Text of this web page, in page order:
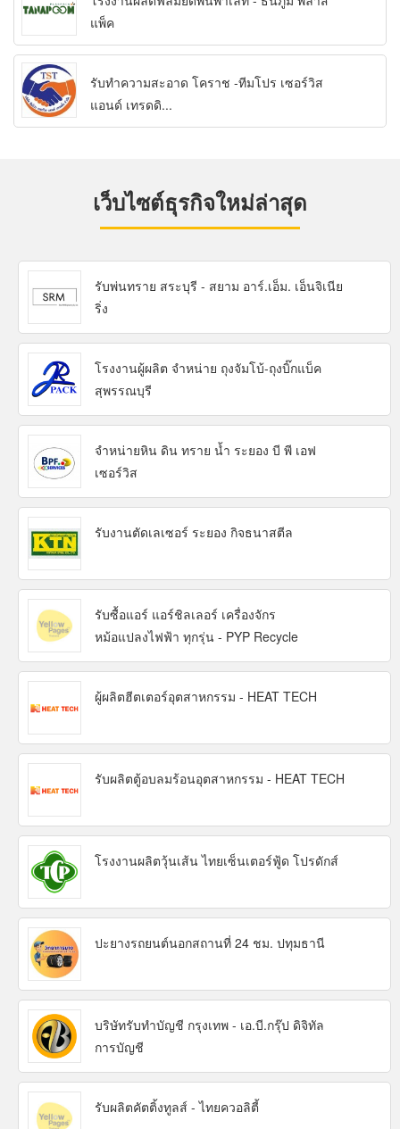
แพ็ค
รับทำความสะอาด โคราช -ทีมโปร เซอร์วิส
แอนด์ เทรดดิ...
เว็บไซต์ธุรกิจใหม่ล่าสุด
รับพ่นทราย สระบุรี - สยาม อาร์.เอ็ม. เอ็นจิเนีย
ริ่ง
โรงงานผู้ผลิต จำหน่าย ถุงจัมโบ้-ถุงบิ๊กแบ็ค
สุพรรณบุรี
จำหน่ายหิน ดิน ทราย น้ำ ระยอง บี พี เอฟ
เซอร์วิส
รับงานตัดเลเซอร์ ระยอง กิจธนาสตีล
รับซื้อแอร์ แอร์ชิลเลอร์ เครื่องจักร
หม้อแปลงไฟฟ้า ทุกรุ่น - PYP Recycle
ผู้ผลิตฮีตเตอร์อุตสาหกรรม - HEAT TECH
รับผลิตตู้อบลมร้อนอุตสาหกรรม - HEAT TECH
โรงงานผลิตวุ้นเส้น ไทยเซ็นเตอร์ฟู้ด โปรดักส์
ปะยางรถยนต์นอกสถานที่ 24 ชม. ปทุมธานี
บริษัทรับทำบัญชี กรุงเทพ - เอ.บี.กรุ๊ป ดิจิทัล
การบัญชี
รับผลิตคัตติ้งทูลส์ - ไทยควอลิตี้